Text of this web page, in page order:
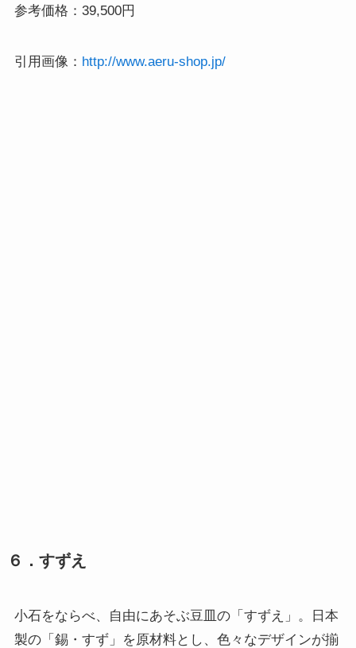
参考価格：39,500円
引用画像： http://www.aeru-shop.jp/
６．すずえ
小石をならべ、自由にあそぶ豆皿の「すずえ」。日本
製の「錫・すず」を原材料とし、色々なデザインが揃